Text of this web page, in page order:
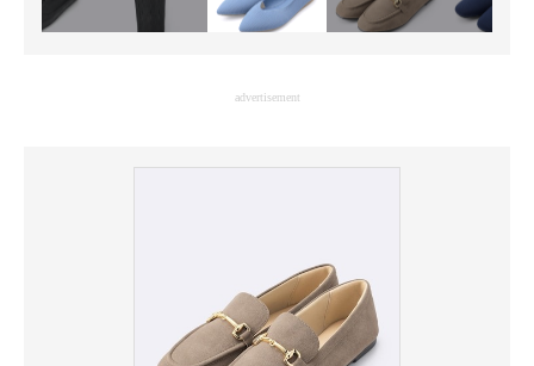
advertisement